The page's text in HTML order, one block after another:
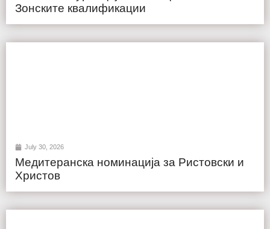
Зонските квалификации
July 30, 2026
Медитеранска номинација за Ристовски и
Христов